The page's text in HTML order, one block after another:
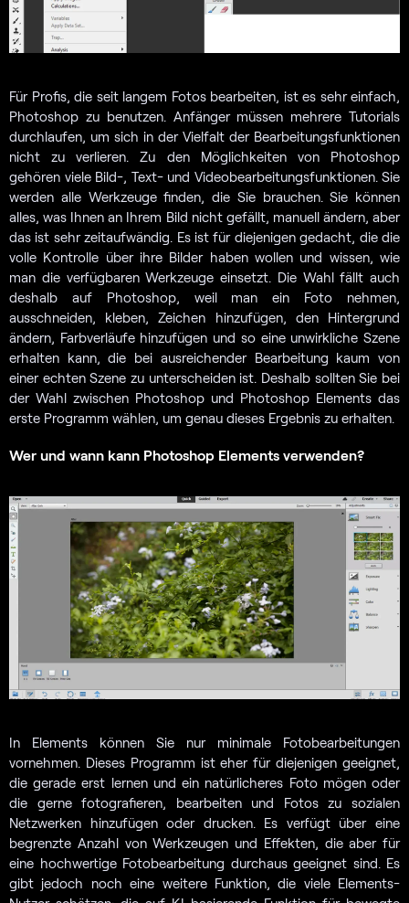
Für Profis, die seit langem Fotos bearbeiten, ist es sehr einfach,
Photoshop zu benutzen. Anfänger müssen mehrere Tutorials
durchlaufen, um sich in der Vielfalt der Bearbeitungsfunktionen
nicht zu verlieren. Zu den Möglichkeiten von Photoshop
gehören viele Bild-, Text- und Videobearbeitungsfunktionen. Sie
werden alle Werkzeuge finden, die Sie brauchen. Sie können
alles, was Ihnen an Ihrem Bild nicht gefällt, manuell ändern, aber
das ist sehr zeitaufwändig. Es ist für diejenigen gedacht, die die
volle Kontrolle über ihre Bilder haben wollen und wissen, wie
man die verfügbaren Werkzeuge einsetzt. Die Wahl fällt auch
deshalb auf Photoshop, weil man ein Foto nehmen,
ausschneiden, kleben, Zeichen hinzufügen, den Hintergrund
ändern, Farbverläufe hinzufügen und so eine unwirkliche Szene
erhalten kann, die bei ausreichender Bearbeitung kaum von
einer echten Szene zu unterscheiden ist. Deshalb sollten Sie bei
der Wahl zwischen Photoshop und Photoshop Elements das
erste Programm wählen, um genau dieses Ergebnis zu erhalten.
Wer und wann kann Photoshop Elements verwenden?
In Elements können Sie nur minimale Fotobearbeitungen
vornehmen. Dieses Programm ist eher für diejenigen geeignet,
die gerade erst lernen und ein natürlicheres Foto mögen oder
die gerne fotografieren, bearbeiten und Fotos zu sozialen
Netzwerken hinzufügen oder drucken. Es verfügt über eine
begrenzte Anzahl von Werkzeugen und Effekten, die aber für
eine hochwertige Fotobearbeitung durchaus geeignet sind. Es
gibt jedoch noch eine weitere Funktion, die viele Elements-